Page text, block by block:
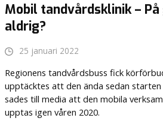
Mobil tandvårdsklinik –
aldrig?
25 januari 2022
Regionens tandvårdsbuss fick
upptäcktes att den ända sedan
sades till media att den mobila
upptas igen våren 2020.